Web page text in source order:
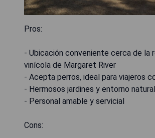
Pros:
- Ubicación conveniente cerca de la
vinícola de Margaret River
- Acepta perros, ideal para viajeros
- Hermosos jardines y entorno natural
- Personal amable y servicial
Cons: